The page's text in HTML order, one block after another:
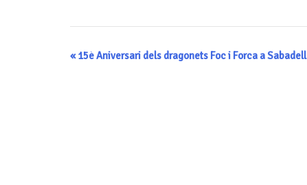
Navegació
«15è Aniversari dels dragonets Foc i Forca a Sabadell